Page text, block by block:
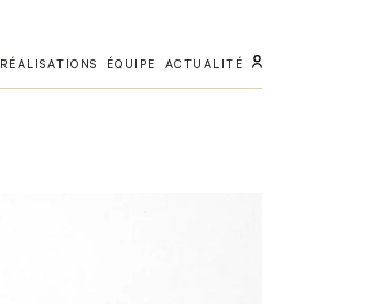
RÉALISATIONS ÉQUIPE ACTUALITÉ